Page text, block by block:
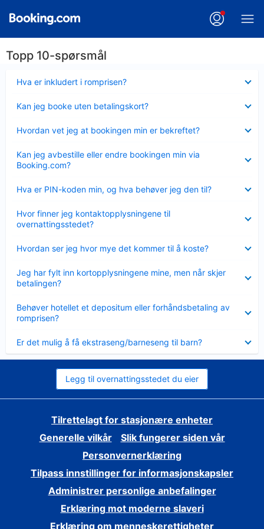
Topp 10-spørsmål
Hva er inkludert i romprisen?
mindre
Kan jeg booke uten betalingskort?
mindre
Hvordan vet jeg at bookingen min er bekreftet?
mindre
Kan jeg avbestille eller endre bookingen min via
Booking.com?
mindre
Hva er PIN-koden min, og hva behøver jeg den til?
mindre
Hvor finner jeg kontaktopplysningene til
overnattingsstedet?
mindre
Hvordan ser jeg hvor mye det kommer til å koste?
mindre
Jeg har fylt inn kortopplysningene mine, men når skjer
betalingen?
mindre
Behøver hotellet et depositum eller forhåndsbetaling av
romprisen?
mindre
Er det mulig å få ekstraseng/barneseng til barn?
mindre
Legg til overnattingsstedet du eier
Tilrettelagt for stasjonære enheter
Generelle vilkår
Slik fungerer siden vår
Personvernerklæring
Tilpass innstillinger for informasjonskapsler
Administrer personlige anbefalinger
Erklæring mot moderne slaveri
Erklæring om menneskerettigheter